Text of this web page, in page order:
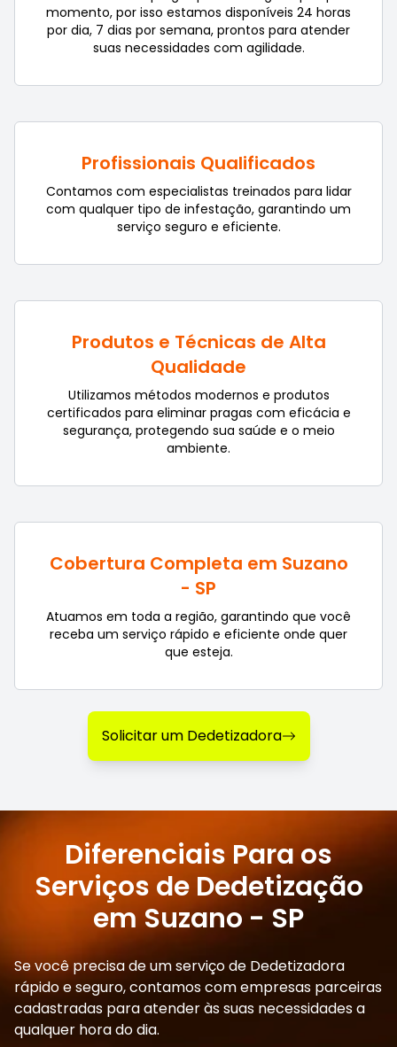
momento, por isso estamos disponíveis 24 horas
por dia, 7 dias por semana, prontos para atender
suas necessidades com agilidade.
Profissionais Qualificados
Contamos com especialistas treinados para lidar
com qualquer tipo de infestação, garantindo um
serviço seguro e eficiente.
Produtos e Técnicas de Alta
Qualidade
Utilizamos métodos modernos e produtos
certificados para eliminar pragas com eficácia e
segurança, protegendo sua saúde e o meio
ambiente.
Cobertura Completa em Suzano
- SP
Atuamos em toda a região, garantindo que você
receba um serviço rápido e eficiente onde quer
que esteja.
Solicitar um Dedetizadora
Diferenciais Para os
Serviços de Dedetização
em Suzano - SP
Se você precisa de um serviço de Dedetizadora
rápido e seguro, contamos com empresas parceiras
cadastradas para atender às suas necessidades a
qualquer hora do dia.